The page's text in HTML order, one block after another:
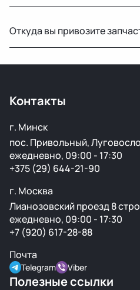
детали осматриваются на
продажей.
Откуда вы привозите
подготовку перед продажей.
Контакты
г. Минск
пос. Привольный,
ежедневно, 09:00 - 17:30
+375 (29) 644-21-90
г. Москва
Лианозовский проезд 8
ежедневно, 09:00 - 17:30
+7 (920) 617-28-88
Почта
Telegram Viber
Полезные ссылки